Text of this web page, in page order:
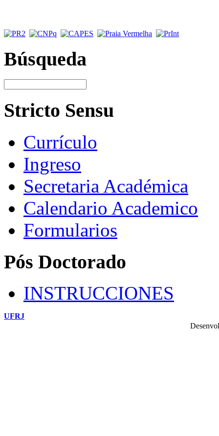
Búsqueda
Stricto Sensu
Currículo
Ingreso
Secretaria Académica
Calendario Academico
Formularios
Pós Doctorado
INSTRUCCIONES
UFRJ